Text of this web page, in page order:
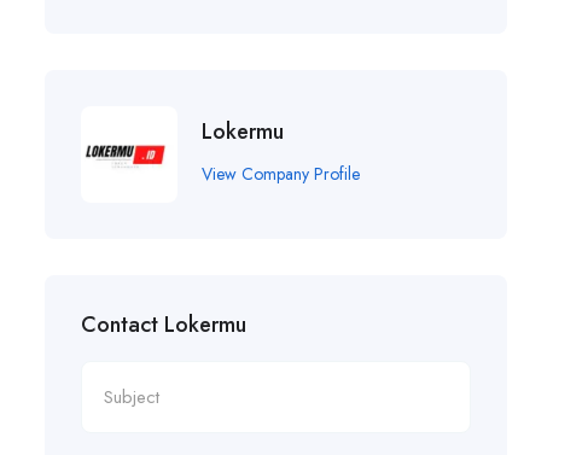
Lokermu
View Company Profile
Contact Lokermu